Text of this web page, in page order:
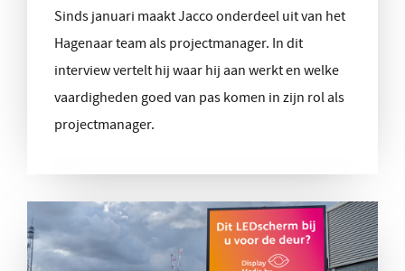
Sinds januari maakt Jacco onderdeel uit van het
Hagenaar team als projectmanager. In dit
interview vertelt hij waar hij aan werkt en welke
vaardigheden goed van pas komen in zijn rol als
projectmanager.